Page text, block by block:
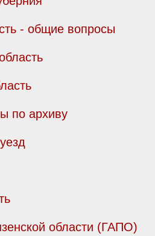
- общие вопросы
по архиву
области (ГАПО)